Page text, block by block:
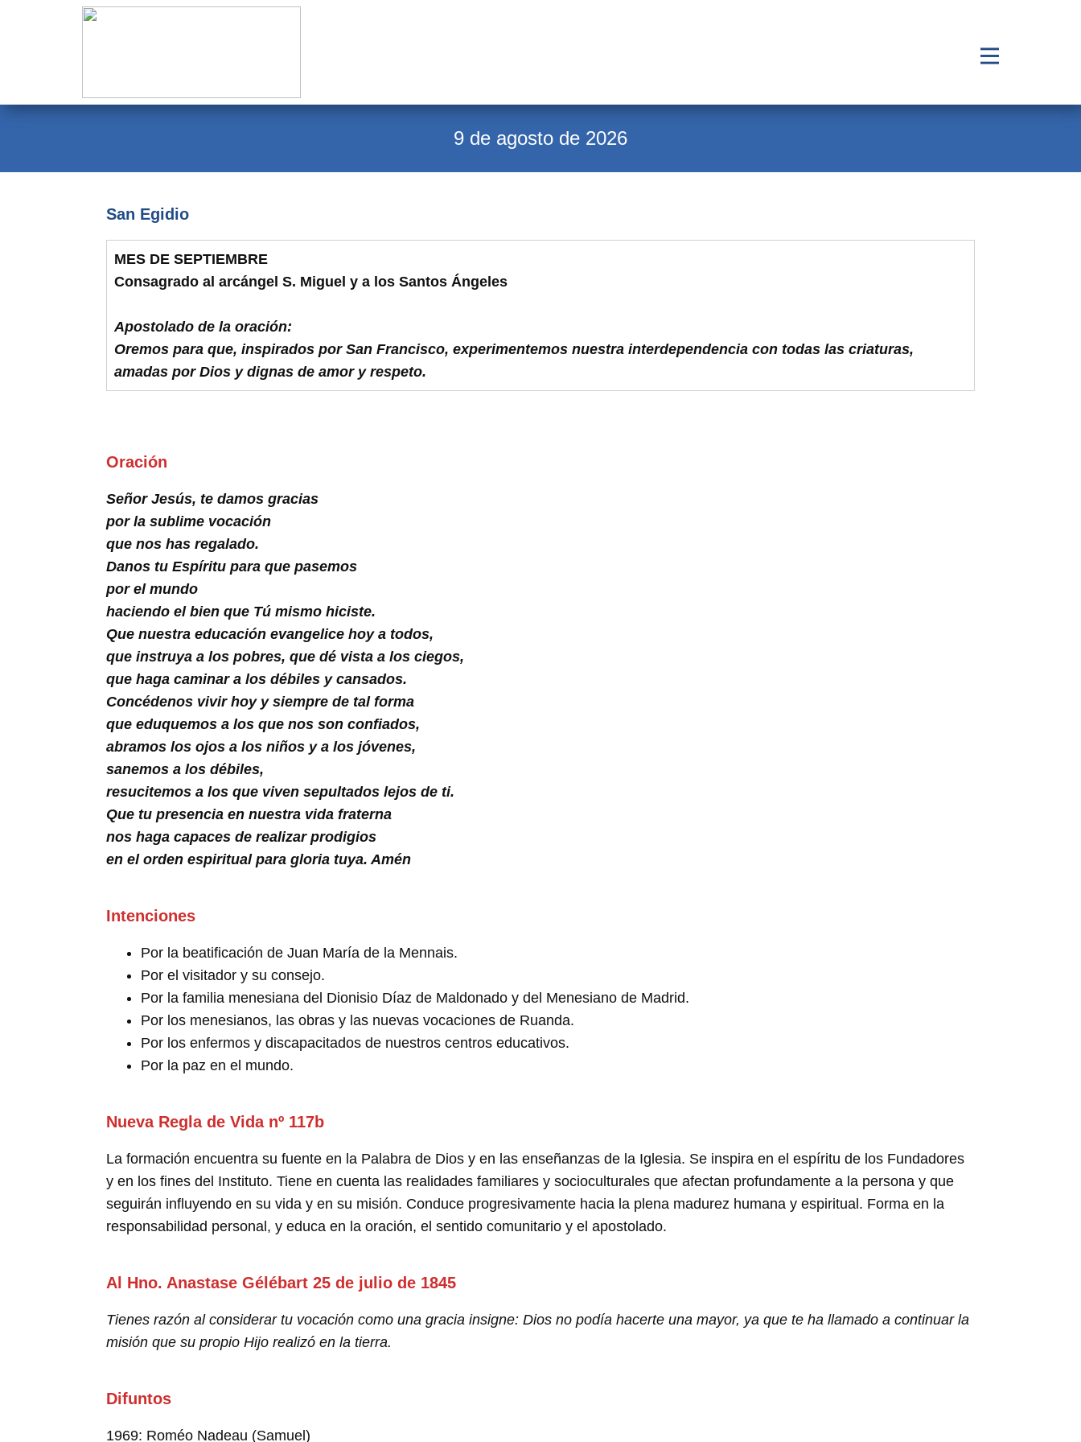
Calendario
Pastoral Vocacional
9 de agosto de 2026
San Egidio
MES DE SEPTIEMBRE
Consagrado al arcángel S. Miguel y a los Santos Ángeles
Apostolado de la oración:
Oremos para que, inspirados por San Francisco, experimentemos nuestra interdependencia con todas las criaturas,
amadas por Dios y dignas de amor y respeto.
Oración
Señor Jesús, te damos gracias
por la sublime vocación
que nos has regalado.
Danos tu Espíritu para que pasemos
por el mundo
haciendo el bien que Tú mismo hiciste.
Que nuestra educación evangelice hoy a todos,
que instruya a los pobres, que dé vista a los ciegos,
que haga caminar a los débiles y cansados.
Concédenos vivir hoy y siempre de tal forma
que eduquemos a los que nos son confiados,
abramos los ojos a los niños y a los jóvenes,
sanemos a los débiles,
resucitemos a los que viven sepultados lejos de ti.
Que tu presencia en nuestra vida fraterna
nos haga capaces de realizar prodigios
en el orden espiritual para gloria tuya. Amén
Intenciones
Por la beatificación de Juan María de la Mennais.
Por el visitador y su consejo.
Por la familia menesiana del Dionisio Díaz de Maldonado y del Menesiano de Madrid.
Por los menesianos, las obras y las nuevas vocaciones de Ruanda.
Por los enfermos y discapacitados de nuestros centros educativos.
Por la paz en el mundo.
Nueva Regla de Vida nº 117b
La formación encuentra su fuente en la Palabra de Dios y en las enseñanzas de la Iglesia. Se inspira en el espíritu de los Fundadores
y en los fines del Instituto. Tiene en cuenta las realidades familiares y socioculturales que afectan profundamente a la persona y que
seguirán influyendo en su vida y en su misión. Conduce progresivamente hacia la plena madurez humana y espiritual. Forma en la
responsabilidad personal, y educa en la oración, el sentido comunitario y el apostolado.
Al Hno. Anastase Gélébart 25 de julio de 1845
Tienes razón al considerar tu vocación como una gracia insigne: Dios no podía hacerte una mayor, ya que te ha llamado a continuar la
misión que su propio Hijo realizó en la tierra.
Difuntos
1969: Roméo Nadeau (Samuel)